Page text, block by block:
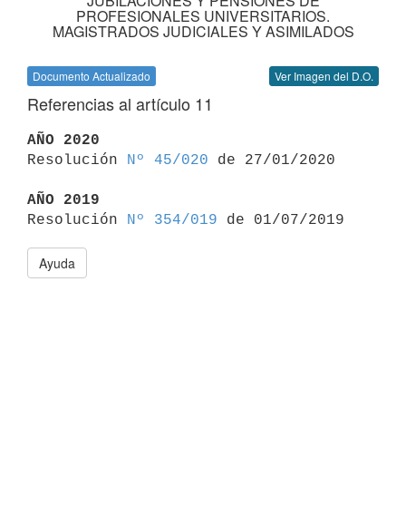
PROFESIONALES UNIVERSITARIOS.
MAGISTRADOS JUDICIALES Y ASIMILADOS
Documento Actualizado Ver Imagen del D.O.
Referencias al artículo 11
AÑO 2020
Resolución
Nº 45/020 de 27/01/2020
AÑO 2019
Resolución
Nº 354/019
Ayuda